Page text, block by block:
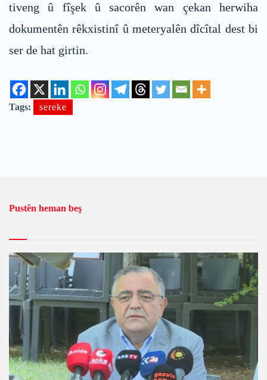
tiveng û fîşek û sacorên wan çekan herwiha
dokumentên rêkxistinî û meteryalên dîcîtal dest bi
ser de hat girtin.
Tags: sereke
Pustên heman beş